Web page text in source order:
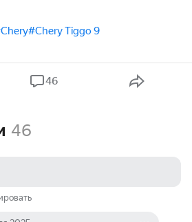
#Chery Tiggo 9
46
46